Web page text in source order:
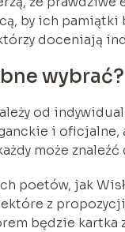
by ich pamiątki
doceniają
wybrać?
od
i oficjalne,
może
poetów, jak
z
będzie